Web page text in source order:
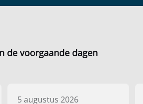
de voorgaande dagen
5 augustus 2026